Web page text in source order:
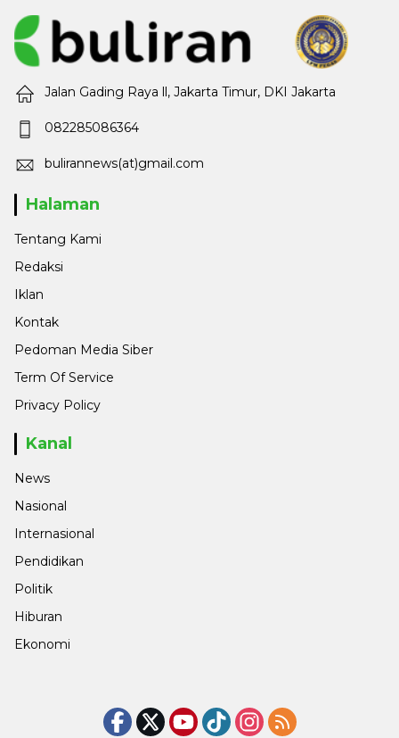
Jalan Gading Raya ll, Jakarta Timur, DKI Jakarta
082285086364
bulirannews(at)gmail.com
Halaman
Tentang Kami
Redaksi
Iklan
Kontak
Pedoman Media Siber
Term Of Service
Privacy Policy
Kanal
News
Nasional
Internasional
Pendidikan
Politik
Hiburan
Ekonomi